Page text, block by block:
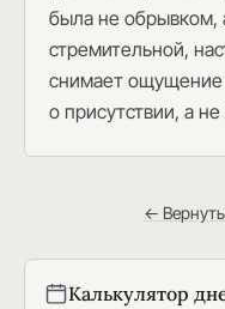
была не
стремительной,
снимает ощущение
о присутствии, а не
←
Калькулятор